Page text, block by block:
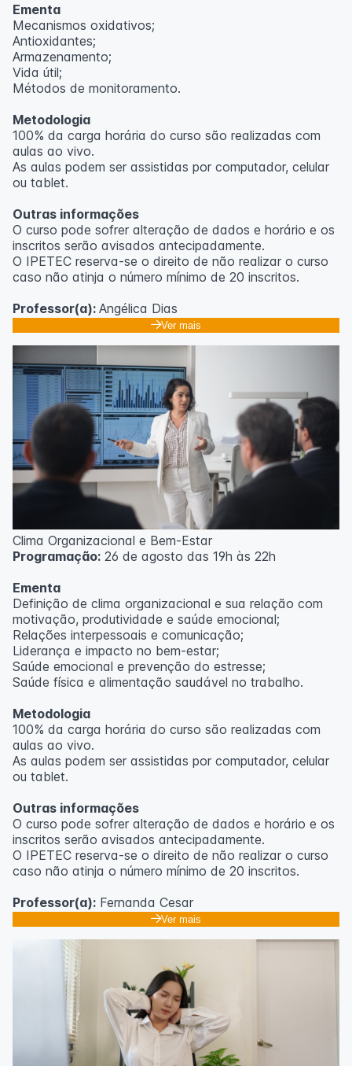
Ementa
Mecanismos oxidativos;
Antioxidantes;
Armazenamento;
Vida útil;
Métodos de monitoramento.
Metodologia
100% da carga horária do curso são realizadas com
aulas ao vivo.
As aulas podem ser assistidas por computador, celular
ou tablet.
Outras informações
O curso pode sofrer alteração de dados e horário e os
inscritos serão avisados ​​antecipadamente.
O IPETEC reserva-se o direito de não realizar o curso
caso não atinja o número mínimo de 20 inscritos.
Professor(a): Angélica Dias
Ver mais
Clima Organizacional e Bem-Estar
Programação: 26 de agosto das 19h às 22h
Ementa
Definição de clima organizacional e sua relação com
motivação, produtividade e saúde emocional;
Relações interpessoais e comunicação;
Liderança e impacto no bem-estar;
Saúde emocional e prevenção do estresse;
Saúde física e alimentação saudável no trabalho.
Metodologia
100% da carga horária do curso são realizadas com
aulas ao vivo.
As aulas podem ser assistidas por computador, celular
ou tablet.
Outras informações
O curso pode sofrer alteração de dados e horário e os
inscritos serão avisados ​​antecipadamente.
O IPETEC reserva-se o direito de não realizar o curso
caso não atinja o número mínimo de 20 inscritos.
Professor(a): Fernanda Cesar
Ver mais